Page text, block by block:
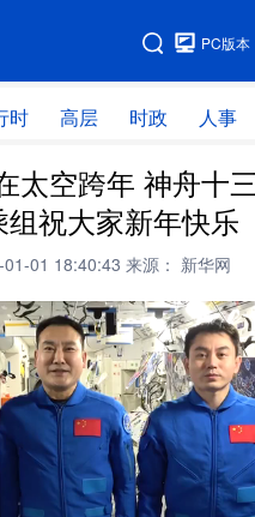
PC版本
时 高层 时政 人事
网站地图
高层 时政
财经 网评
全球连线
科创 量子
书画 健康
视频 图片
中央文件 金融
太空跨年 神舟十
组祝大家新年快乐
01 18:40:43 来源： 新华网